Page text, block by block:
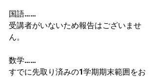
国語……
受講者がいないため報告はございませ
ん。
数学……
すでに先取り済みの1学期期末範囲をお